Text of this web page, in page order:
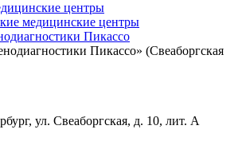
центры
медицинские центры
Пикассо
Пикассо» (Свеаборгская
ул. Свеаборгская, д. 10, лит. А